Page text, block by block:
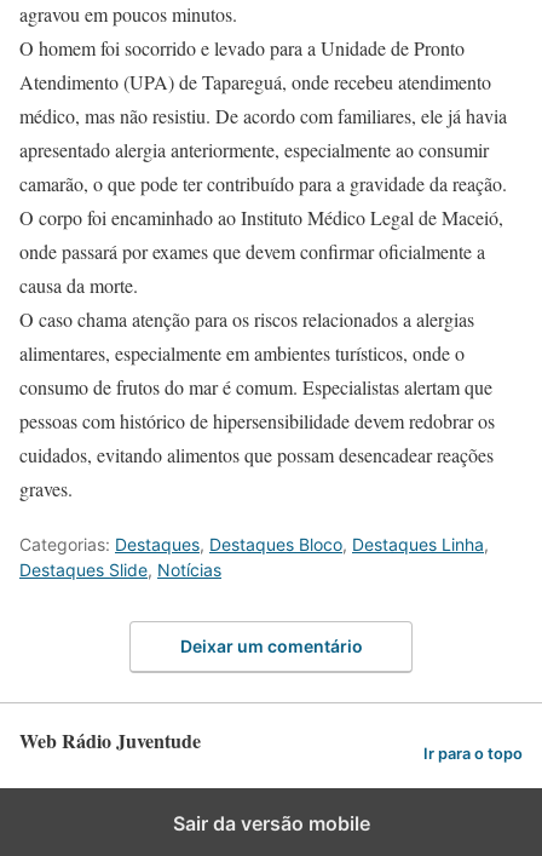
agravou em poucos minutos.
O homem foi socorrido e levado para a Unidade de Pronto
Atendimento (UPA) de Tapareguá, onde recebeu atendimento
médico, mas não resistiu. De acordo com familiares, ele já havia
apresentado alergia anteriormente, especialmente ao consumir
camarão, o que pode ter contribuído para a gravidade da reação.
O corpo foi encaminhado ao Instituto Médico Legal de Maceió,
onde passará por exames que devem confirmar oficialmente a
causa da morte.
O caso chama atenção para os riscos relacionados a alergias
alimentares, especialmente em ambientes turísticos, onde o
consumo de frutos do mar é comum. Especialistas alertam que
pessoas com histórico de hipersensibilidade devem redobrar os
cuidados, evitando alimentos que possam desencadear reações
graves.
Categorias: Destaques, Destaques Bloco, Destaques Linha,
Destaques Slide, Notícias
Deixar um comentário
Web Rádio Juventude Ir para o topo
Sair da versão mobile